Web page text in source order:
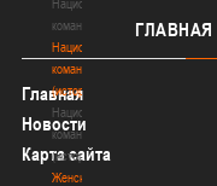
Национальная
команда
Национальная
команда
(история)
Национальная
команда
(история)
Женские
ГЛАВНАЯ
Главная
Новости
Карта сайта